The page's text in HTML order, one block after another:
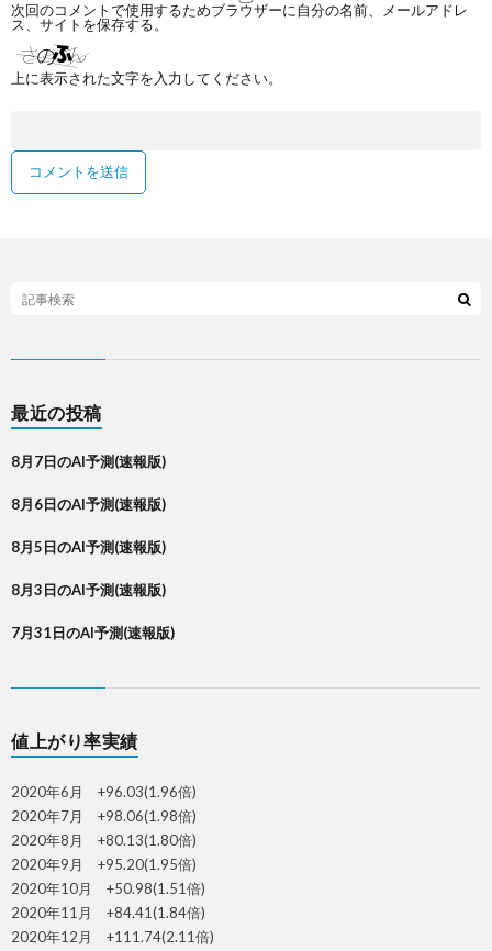
次回のコメントで使用するためブラウザーに自分の名前、メールアドレ
ス、サイトを保存する。
上に表示された文字を入力してください。
最近の投稿
8月7日のAI予測(速報版)
8月6日のAI予測(速報版)
8月5日のAI予測(速報版)
8月3日のAI予測(速報版)
7月31日のAI予測(速報版)
値上がり率実績
2020年6月 +96.03(1.96倍)
2020年7月 +98.06(1.98倍)
2020年8月 +80.13(1.80倍)
2020年9月 +95.20(1.95倍)
2020年10月 +50.98(1.51倍)
2020年11月 +84.41(1.84倍)
2020年12月 +111.74(2.11倍)